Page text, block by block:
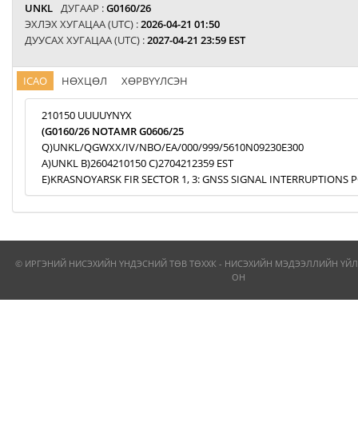
UNKL ДУГААР :G0160/26
ЭХЛЭХ ХУГАЦАА (UTC) :2026-04-21 01:50
ДУУСАХ ХУГАЦАА (UTC) :2027-04-21 23:59 EST
ICAO НӨХЦӨЛ ХӨРВҮҮЛСЭН
210150 UUUUYNYX
(G0160/26 NOTAMR G0606/25
Q)UNKL/QGWXX/IV/NBO/EA/000/999/5610N09230E300
A)UNKL B)2604210150 C)2704212359 EST
E)KRASNOYARSK FIR SECTOR 1, 3: GNSS SIGNAL INTERRUPTIONS
© ИРГЭНИЙ НИСЭХИЙН ҮНДЭСНИЙ ТӨВ ТӨХХК - НИСЭХИЙН МЭДЭЭЛЛИЙН
ОН